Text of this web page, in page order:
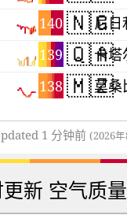
140
139
138
🇳🇬
尼日
🇶🇦
卡塔
🇲🇿
莫桑
1 分钟前 (2026
新 空气质